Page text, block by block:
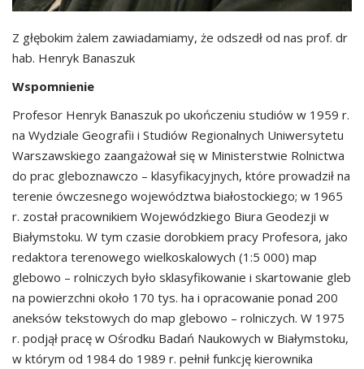
Z głębokim żalem zawiadamiamy, że odszedł od nas prof. dr
hab. Henryk Banaszuk
Wspomnienie
Profesor Henryk Banaszuk po ukończeniu studiów w 1959 r.
na Wydziale Geografii i Studiów Regionalnych Uniwersytetu
Warszawskiego zaangażował się w Ministerstwie Rolnictwa
do prac gleboznawczo – klasyfikacyjnych, które prowadził na
terenie ówczesnego województwa białostockiego; w 1965
r. został pracownikiem Wojewódzkiego Biura Geodezji w
Białymstoku. W tym czasie dorobkiem pracy Profesora, jako
redaktora terenowego wielkoskalowych (1:5 000) map
glebowo – rolniczych było sklasyfikowanie i skartowanie gleb
na powierzchni około 170 tys. ha i opracowanie ponad 200
aneksów tekstowych do map glebowo – rolniczych. W 1975
r. podjął pracę w Ośrodku Badań Naukowych w Białymstoku,
w którym od 1984 do 1989 r. pełnił funkcję kierownika